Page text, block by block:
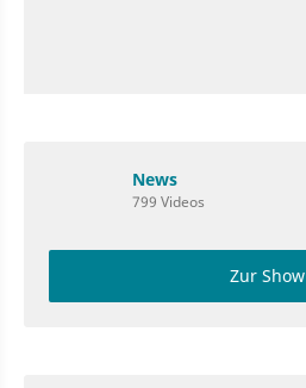
News
799 Videos
Zur Show